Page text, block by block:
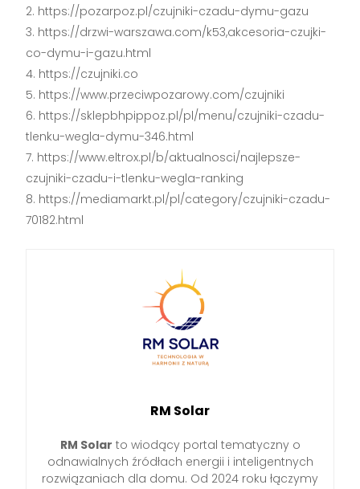
https://pozarpoz.pl/czujniki-czadu-dymu-gazu
https://drzwi-warszawa.com/k53,akcesoria-czujki-
co-dymu-i-gazu.html
https://czujniki.co
https://www.przeciwpozarowy.com/czujniki
https://sklepbhpippoz.pl/pl/menu/czujniki-czadu-
tlenku-wegla-dymu-346.html
https://www.eltrox.pl/b/aktualnosci/najlepsze-
czujniki-czadu-i-tlenku-wegla-ranking
https://mediamarkt.pl/pl/category/czujniki-czadu-
70182.html
RM Solar
RM Solar to wiodący portal tematyczny o
odnawialnych źródłach energii i inteligentnych
rozwiązaniach dla domu. Od 2024 roku łączymy